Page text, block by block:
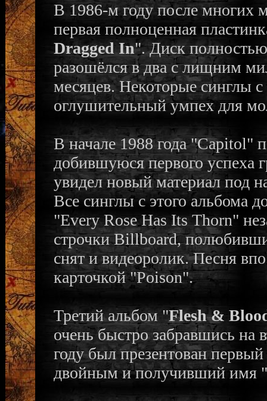
В 1986-м году после многих
первая полноценная
Dragged In". Диск полностью
разошёлся в два с лищним
месяцев. Некоторые синглы
оглушительный умпех для
В начале 1988 года "Capitol"
добившуюся первого успеха
увидел новый материал под
Все синглы с этого альбома
"Every Rose Has Its Thorn"
строчки Billboard,
снят и видеоролик. Песня
карточкой "Poison".
Третий альбом "Flesh &
очень быстро забравшись
году был презентован
двойным и получивший имя "